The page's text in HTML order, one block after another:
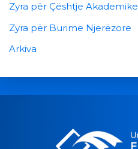
Zyra për Çështje Akademike
Zyra për Burime Njerëzore
Arkiva